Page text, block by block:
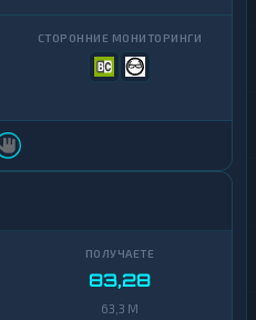
83,28
63,3 M